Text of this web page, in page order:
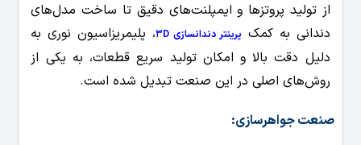
از تولید پروتزها و ایمپلنت‌های دقیق تا ساخت مدل‌های
دندانی به کمک پرینتر دندانسازی 3D
، پلیمریزاسیون نوری به
دلیل دقت بالا و امکان تولید سریع قطعات، به یکی از
روش‌های اصلی در این صنعت تبدیل شده است.
صنعت جواهرسازی: